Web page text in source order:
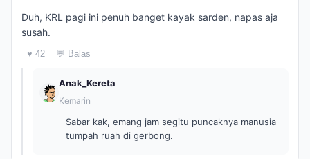
Duh, KRL pagi ini penuh banget kayak sarden, napas aja
susah.
♥ 42 💬 Balas
Anak_Kereta
Kemarin
Sabar kak, emang jam segitu puncaknya manusia
tumpah ruah di gerbong.